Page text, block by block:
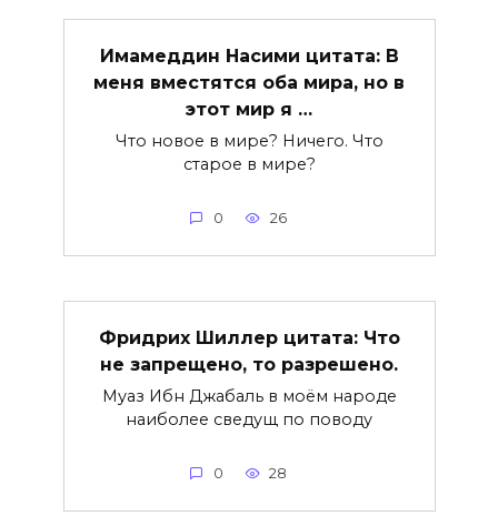
Имамеддин Насими цитата: В
меня вместятся оба мира, но в
этот мир я …
Что новое в мире? Ничего. Что
старое в мире?
0 26
Фридрих Шиллер цитата: Что
не запрещено, то разрешено.
Муаз Ибн Джабаль в моём народе
наиболее сведущ по поводу
0 28